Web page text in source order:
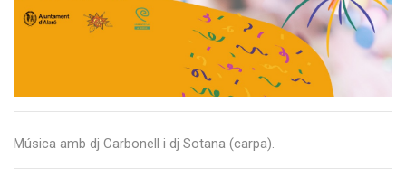
Música amb dj Carbonell i dj Sotana (carpa).